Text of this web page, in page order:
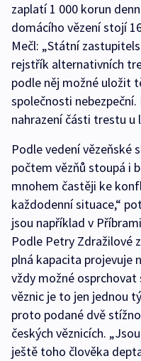
zaplatí 1 000 korun
domácího vězení stojí
Mečl: „Státní
rejstřík alternativních
podle něj možné uložit
společnosti
nahrazení části trestu u
Podle vedení vězeňské
počtem vězňů stoupá i
mnohem častěji ke
každodenní situace,“
jsou například v
Podle Petry Zdražilové
plná kapacita projevuje
vždy možné
věznic je to jen jednou
proto podané dvě
českých věznicích.
ještě toho člověka